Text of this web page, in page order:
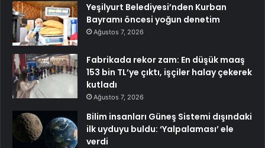
Yeşilyurt Belediyesi’nden Kurban
Bayramı öncesi yoğun denetim
Ağustos 7, 2026
Fabrikada rekor zam: En düşük maaş
153 bin TL’ye çıktı, işçiler halay çekerek
kutladı
Ağustos 7, 2026
Bilim insanları Güneş Sistemi dışındaki
ilk uyduyu buldu: ‘Yalpalaması’ ele
verdi